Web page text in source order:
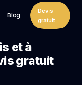
Blog
Devis
gratuit
et à
gratuit